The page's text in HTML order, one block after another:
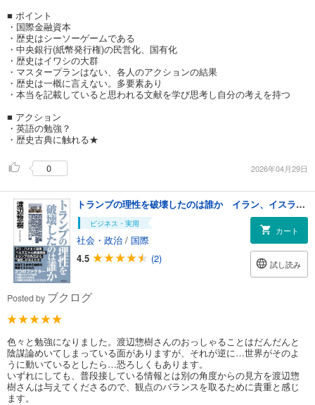
■ ポイント
・国際金融資本
・歴史はシーソーゲームである
・中央銀行(紙幣発行権)の民営化、国有化
・歴史はイワシの大群
・マスタープランはない、各人のアクションの結果
・歴史は一概に言えない。多要素あり
・本当を記載していると思われる文献を学び思考し自分の考えを持つ
■ アクション
・英語の勉強？
・歴史古典に触れる★
0 2026年04月29日
トランプの理性を破壊したのは誰か イラン、イスラエル、ウクライナ、ロシア…トランプ外交を分析する２０の視点
ビジネス・実用
社会・政治 / 国際
4.5
(2)
カート
試し読み
Posted by ブクログ
色々と勉強になりました。渡辺惣樹さんのおっしゃることはだんだんと
陰謀論めいてしまっている面がありますが、それが逆に…世界がそのよ
うに動いているとしたら…恐ろしくもあります。
いずれにしても、普段接している情報とは別の角度からの見方を渡辺惣
樹さんは与えてくださるので、観点のバランスを取るために貴重と感じ
ます。